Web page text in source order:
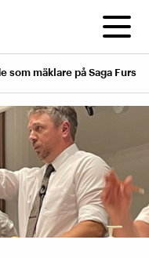
som mäklare på Saga Furs